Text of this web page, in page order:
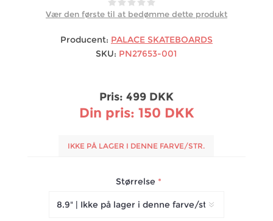
Vær den første til at bedømme dette produkt
Producent: PALACE SKATEBOARDS
SKU: PN27653-001
Pris: 499 DKK
Din pris: 150 DKK
IKKE PÅ LAGER I DENNE FARVE/STR.
Størrelse *